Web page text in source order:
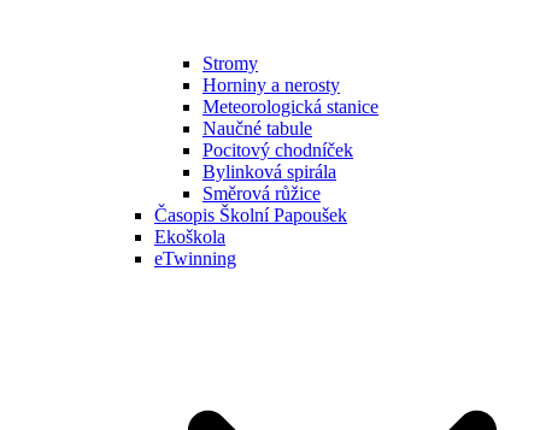
Stromy
Horniny a nerosty
Meteorologická stanice
Naučné tabule
Pocitový chodníček
Bylinková spirála
Směrová růžice
Časopis Školní Papoušek
Ekoškola
eTwinning